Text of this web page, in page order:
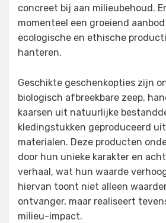
concreet bij aan milieubehoud.
momenteel een groeiend
ecologische en ethische
hanteren.
Geschikte geschenkopties zijn
biologisch afbreekbare zeep,
kaarsen uit natuurlijke
kledingstukken geproduceerd
materialen. Deze producten
door hun unieke karakter en
verhaal, wat hun waarde
hiervan toont niet alleen
ontvanger, maar realiseert
milieu-impact.